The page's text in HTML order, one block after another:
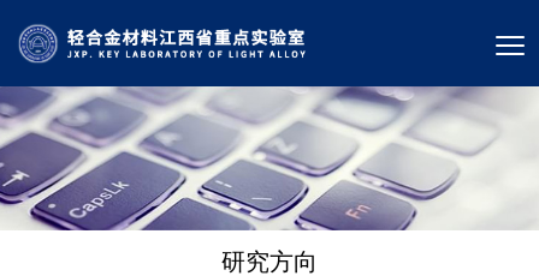
研究方向